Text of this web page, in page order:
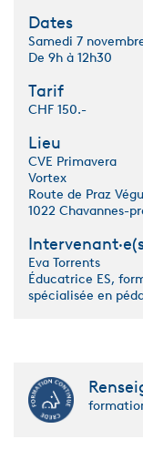
Dates
Samedi 7
De 9h à 12h30
Tarif
CHF 150.-
Lieu
CVE Primavera
Vortex
Route de Praz
1022 Chavannes-
Eva Torrents
Éducatrice ES,
spécialisée en